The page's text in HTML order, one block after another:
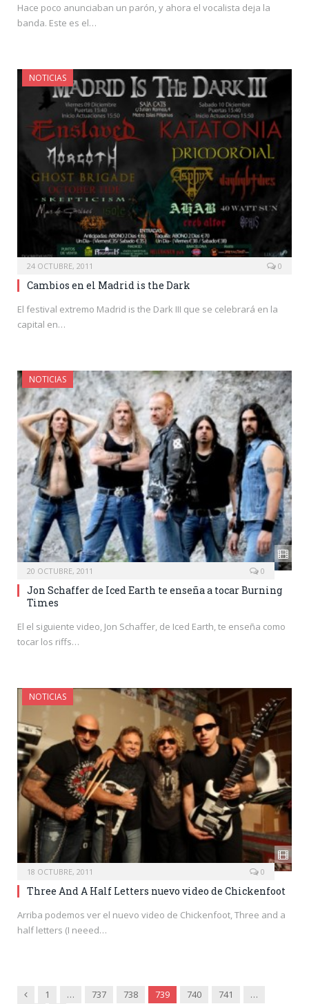
Hace poco anunciaban un parón, y ahora el vocalista deja la
banda. Este es el…
NOTICIAS
24 OCTUBRE, 2011 0
Cambios en el Madrid is the Dark
El festival extremo Madrid is the Dark III que se celebrará en la
capital en…
NOTICIAS
20 OCTUBRE, 2011 0
Jon Schaffer de Iced Earth te enseña a tocar Burning
Times
El el siguiente video, Jon Schaffer, de Iced Earth, te enseña como
tocar los riffs…
NOTICIAS
18 OCTUBRE, 2011 0
Three And A Half Letters nuevo video de Chickenfoot
Arriba podemos ver el nuevo video de Chickenfoot, Three and a
half letters (I neeed…
Anterior
1 … 737 738 739 740 741
…